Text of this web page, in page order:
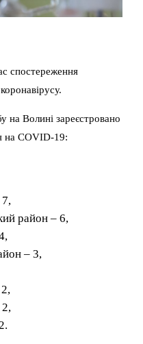
спостереження
Волині зареєстровано
на COVID-19:
7,
район – 6,
– 3,